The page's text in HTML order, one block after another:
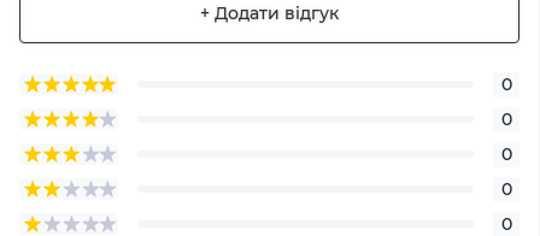
+ Додати відгук
0
0
0
0
0